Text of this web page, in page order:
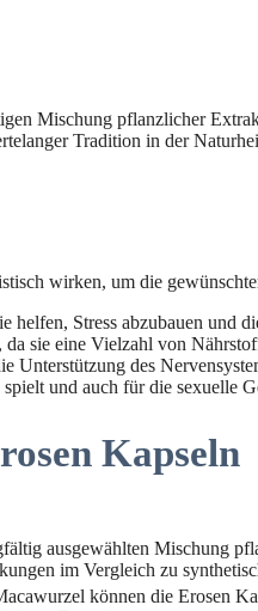
Mischung pflanzlicher
Tradition in der
wirken, um die
helfen, Stress abzubauen und
sie eine Vielzahl von
Unterstützung des
und auch für die sexuelle
Kapseln
ausgewählten Mischung
im Vergleich zu
können die Erosen